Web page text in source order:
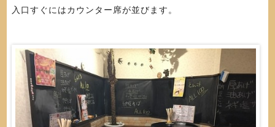
入口すぐにはカウンター席が並びます。